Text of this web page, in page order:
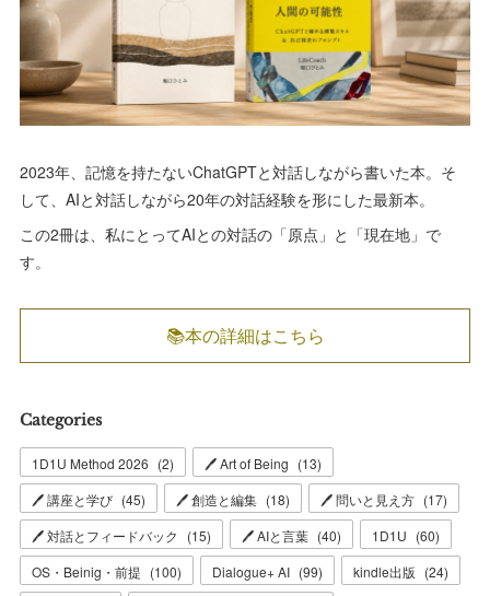
2023年、記憶を持たないChatGPTと対話しながら書いた本。そ
して、AIと対話しながら20年の対話経験を形にした最新本。
この2冊は、私にとってAIとの対話の「原点」と「現在地」で
す。
📚本の詳細はこちら
Categories
1D1U Method 2026 (2) 🖊 Art of Being (13)
🖊 講座と学び (45) 🖊 創造と編集 (18) 🖊 問いと見え方 (17)
🖊 対話とフィードバック
(15) 🖊 AIと言葉 (40) 1D1U (60)
OS・Beinig・前提 (100) Dialogue+ AI (99) kindle出版 (24)